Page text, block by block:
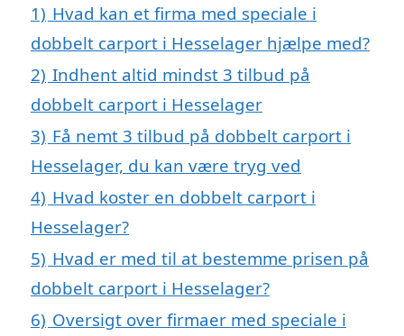
1) Hvad kan et firma med speciale i
dobbelt carport i Hesselager hjælpe med?
2) Indhent altid mindst 3 tilbud på
dobbelt carport i Hesselager
3) Få nemt 3 tilbud på dobbelt carport i
Hesselager, du kan være tryg ved
4) Hvad koster en dobbelt carport i
Hesselager?
5) Hvad er med til at bestemme prisen på
dobbelt carport i Hesselager?
6) Oversigt over firmaer med speciale i